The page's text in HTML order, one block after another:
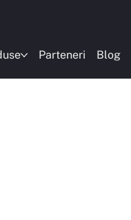
Parteneri Blog